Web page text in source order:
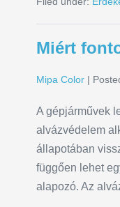
Miért
Mipa Color |
A gépjárművek
alvázvédelem
állapotában
függően lehet
alapozó. Az